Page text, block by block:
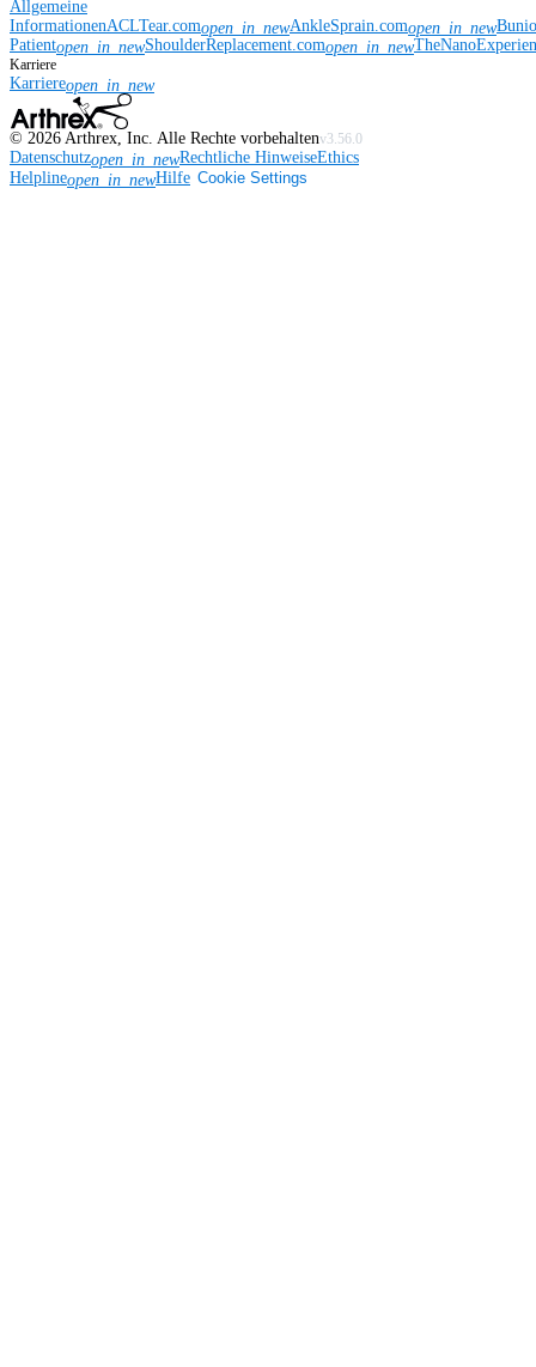
Allgemeine
InformationenACLTear.comopen_in_newAnkleSprain.comopen_in_new
Patientopen_in_newShoulderReplacement.comopen_in_new
Karriere
Karriereopen_in_new
© 2026 Arthrex, Inc. Alle Rechte vorbehaltenv3.56.0
Datenschutzopen_in_newRechtliche HinweiseEthics
Helplineopen_in_newHilfe Cookie Settings